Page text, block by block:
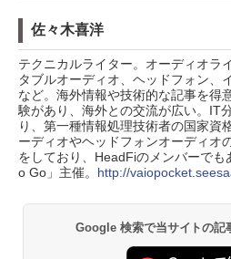
佐々木喜洋
テクニカルライター。オーディオラ
タブルオーディオ、ヘッドフォン、
など。海外情報や技術的な記事を得
験があり、海外との交流が広い。IT
り、第一種情報処理技術者の国家資
ーディオやヘッドフォンオーディオ
をしており、HeadFiのメンバーで
o Go」主催。 http://
Google 検索で当サイトの記